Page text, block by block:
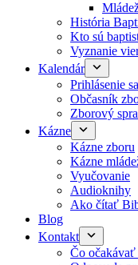
História
Kto sú
Vyznanie
Kalendár
Prihlásenie
Občasník
Zborový
Kázne
Kázne zboru
Kázne
Vyučovanie
Audioknihy
Ako čítať
Blog
Kontakt
Čo očakávať